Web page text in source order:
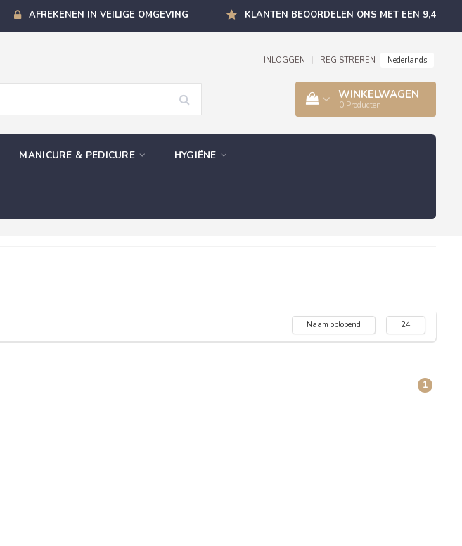
AFREKENEN IN VEILIGE OMGEVING KLANTEN BEOORDELEN ONS MET EEN 9,4
INLOGGEN REGISTREREN Nederlands
WINKELWAGEN
0 Producten
MANICURE & PEDICURE HYGIËNE
Naam oplopend 24
1